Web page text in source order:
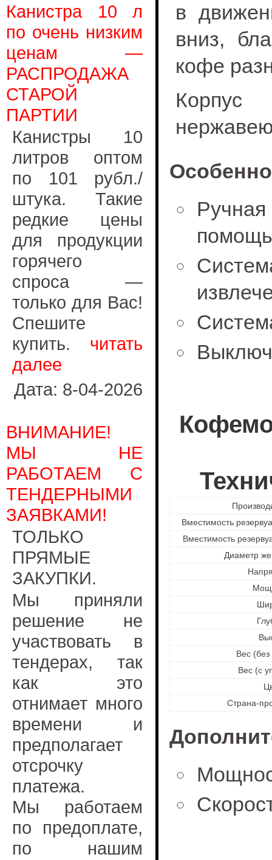
Канистра 10 л
по очень низким
ценам —
РАСПРОДАЖА
СТАРОЙ
ПАРТИИ
Канистры 10
литров оптом
по 101 рубл./
штука. Такие
редкие цены
для продукции
горячего
спроса —
только для Вас!
Спешите
купить. читать
далее
Дата: 8-04-2026
ВНИМАНИЕ!
МЫ НЕ
РАБОТАЕМ С
ТЕНДЕРНЫМИ
ЗАЯВКАМИ!
ТОЛЬКО
ПРЯМЫЕ
ЗАКУПКИ.
Мы приняли
решение не
участвовать в
тендерах, так
как это
отнимает много
времени и
предполагает
отсрочку
платежа.
Мы работаем
по предоплате,
по нашим
в
вниз,
кофе
Корпус
Вместимость
Вместимость
Диаметр
Вес (без
Вес (с
Страна-